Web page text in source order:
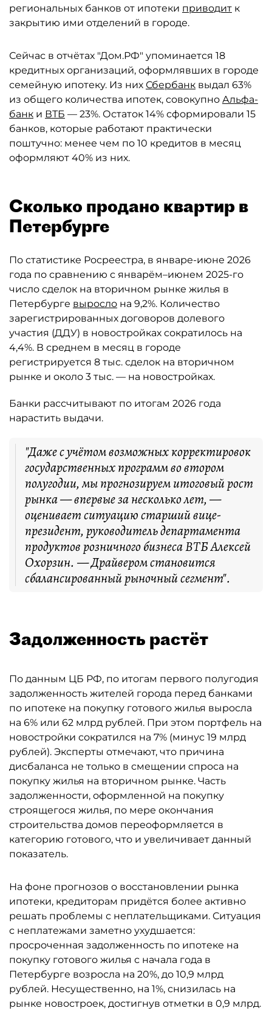
региональных банков от ипотеки приводит к
закрытию ими отделений в городе.
Сейчас в отчётах "Дом.РФ" упоминается 18
кредитных организаций, оформлявших в городе
семейную ипотеку. Из них Сбербанк выдал 63%
из общего количества ипотек, совокупно Альфа-
банк и ВТБ — 23%. Остаток 14% сформировали 15
банков, которые работают практически
поштучно: менее чем по 10 кредитов в месяц
оформляют 40% из них.
Сколько продано квартир в
Петербурге
По статистике Росреестра, в январе-июне 2026
года по сравнению с январём–июнем 2025-го
число сделок на вторичном рынке жилья в
Петербурге выросло на 9,2%. Количество
зарегистрированных договоров долевого
участия (ДДУ) в новостройках сократилось на
4,4%. В среднем в месяц в городе
регистрируется 8 тыс. сделок на вторичном
рынке и около 3 тыс. — на новостройках.
Банки рассчитывают по итогам 2026 года
нарастить выдачи.
"Даже с учётом возможных корректировок
государственных программ во втором
полугодии, мы прогнозируем итоговый рост
рынка — впервые за несколько лет, —
оценивает ситуацию старший вице-
президент, руководитель департамента
продуктов розничного бизнеса ВТБ Алексей
Охорзин. — Драйвером становится
сбалансированный рыночный сегмент".
Задолженность растёт
По данным ЦБ РФ, по итогам первого полугодия
задолженность жителей города перед банками
по ипотеке на покупку готового жилья выросла
на 6% или 62 млрд рублей. При этом портфель на
новостройки сократился на 7% (минус 19 млрд
рублей). Эксперты отмечают, что причина
дисбаланса не только в смещении спроса на
покупку жилья на вторичном рынке. Часть
задолженности, оформленной на покупку
строящегося жилья, по мере окончания
строительства домов переоформляется в
категорию готового, что и увеличивает данный
показатель.
На фоне прогнозов о восстановлении рынка
ипотеки, кредиторам придётся более активно
решать проблемы с неплательщиками. Ситуация
с неплатежами заметно ухудшается:
просроченная задолженность по ипотеке на
покупку готового жилья с начала года в
Петербурге возросла на 20%, до 10,9 млрд
рублей. Несущественно, на 1%, снизилась на
рынке новостроек, достигнув отметки в 0,9 млрд.